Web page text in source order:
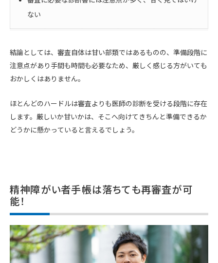
ない
結論としては、審査自体は甘い部類ではあるものの、準備段階に
注意点があり手間も時間も必要なため、厳しく感じる方がいても
おかしくはありません。
ほとんどのハードルは審査よりも医師の診断を受ける段階に存在
します。厳しいか甘いかは、そこへ向けてきちんと準備できるか
どうかに懸かっていると言えるでしょう。
精神障がい者手帳は落ちても再審査が可
能！